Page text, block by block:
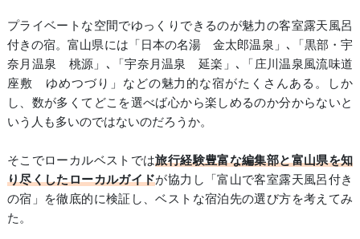
プライベートな空間でゆっくりできるのが魅力の客室露天風呂
付きの宿。富山県には「日本の名湯 金太郎温泉」､「黒部・宇
奈月温泉 桃源」､「宇奈月温泉 延楽」､「庄川温泉風流味道
座敷 ゆめつづり」などの魅力的な宿がたくさんある。しか
し、数が多くてどこを選べば心から楽しめるのか分からないと
いう人も多いのではないのだろうか。
そこでローカルベストでは旅行経験豊富な編集部と富山県を知
り尽くしたローカルガイドが協力し「富山で客室露天風呂付き
の宿」を徹底的に検証し、ベストな宿泊先の選び方を考えてみ
た。